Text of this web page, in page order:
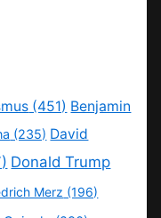
(451) Benjamin
(235) David
Donald Trump
Merz (196)